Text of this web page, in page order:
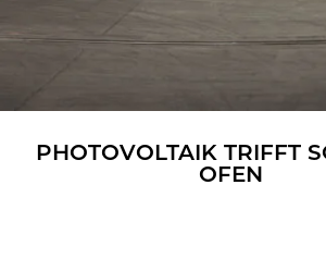
PHO­TO­VOL­TA­IK TRIFFT
OFEN